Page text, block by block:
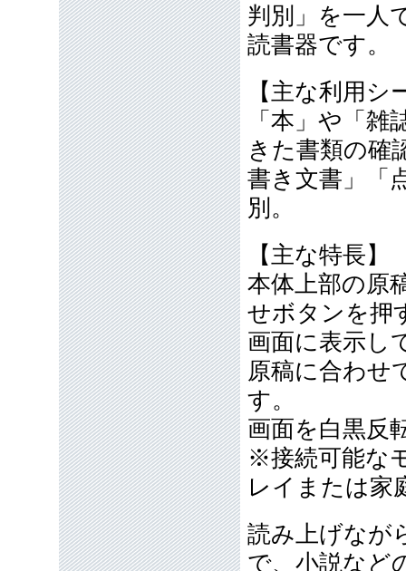
判別」を一人
読書器です。
【主な利用シ
「本」や「
きた書類の確
書き文書」「
別。
【主な特長】
本体上部の原
せボタンを押
画面に表示し
原稿に合わせ
す。
画面を白黒反
※接続可能な
レイまたは家
読み上げなが
で、小説など